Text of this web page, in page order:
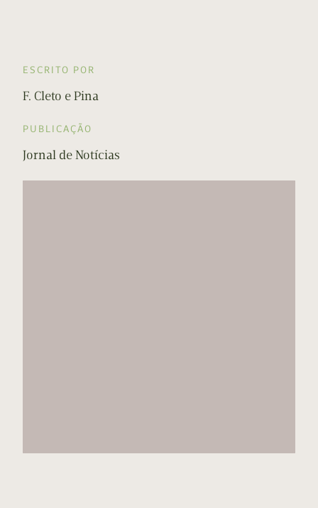
ESCRITO POR
F. Cleto e Pina
PUBLICAÇÃO
Jornal de Notícias